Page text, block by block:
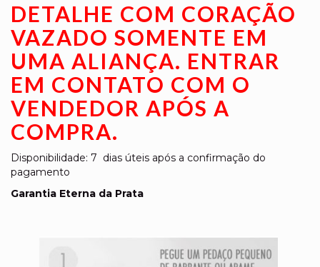
DETALHE COM CORAÇÃO
VAZADO SOMENTE EM
UMA ALIANÇA. ENTRAR
EM CONTATO COM O
VENDEDOR APÓS A
COMPRA.
Disponibilidade: 7 dias úteis após a confirmação do
pagamento
Garantia Eterna da Prata